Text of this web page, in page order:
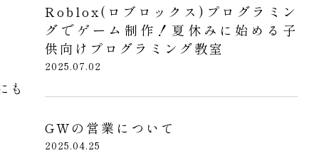
も
Roblox(ロブロックス)プログラミン
グでゲーム制作！夏休みに始める子
供向けプログラミング教室
2025.07.02
GWの営業について
2025.04.25